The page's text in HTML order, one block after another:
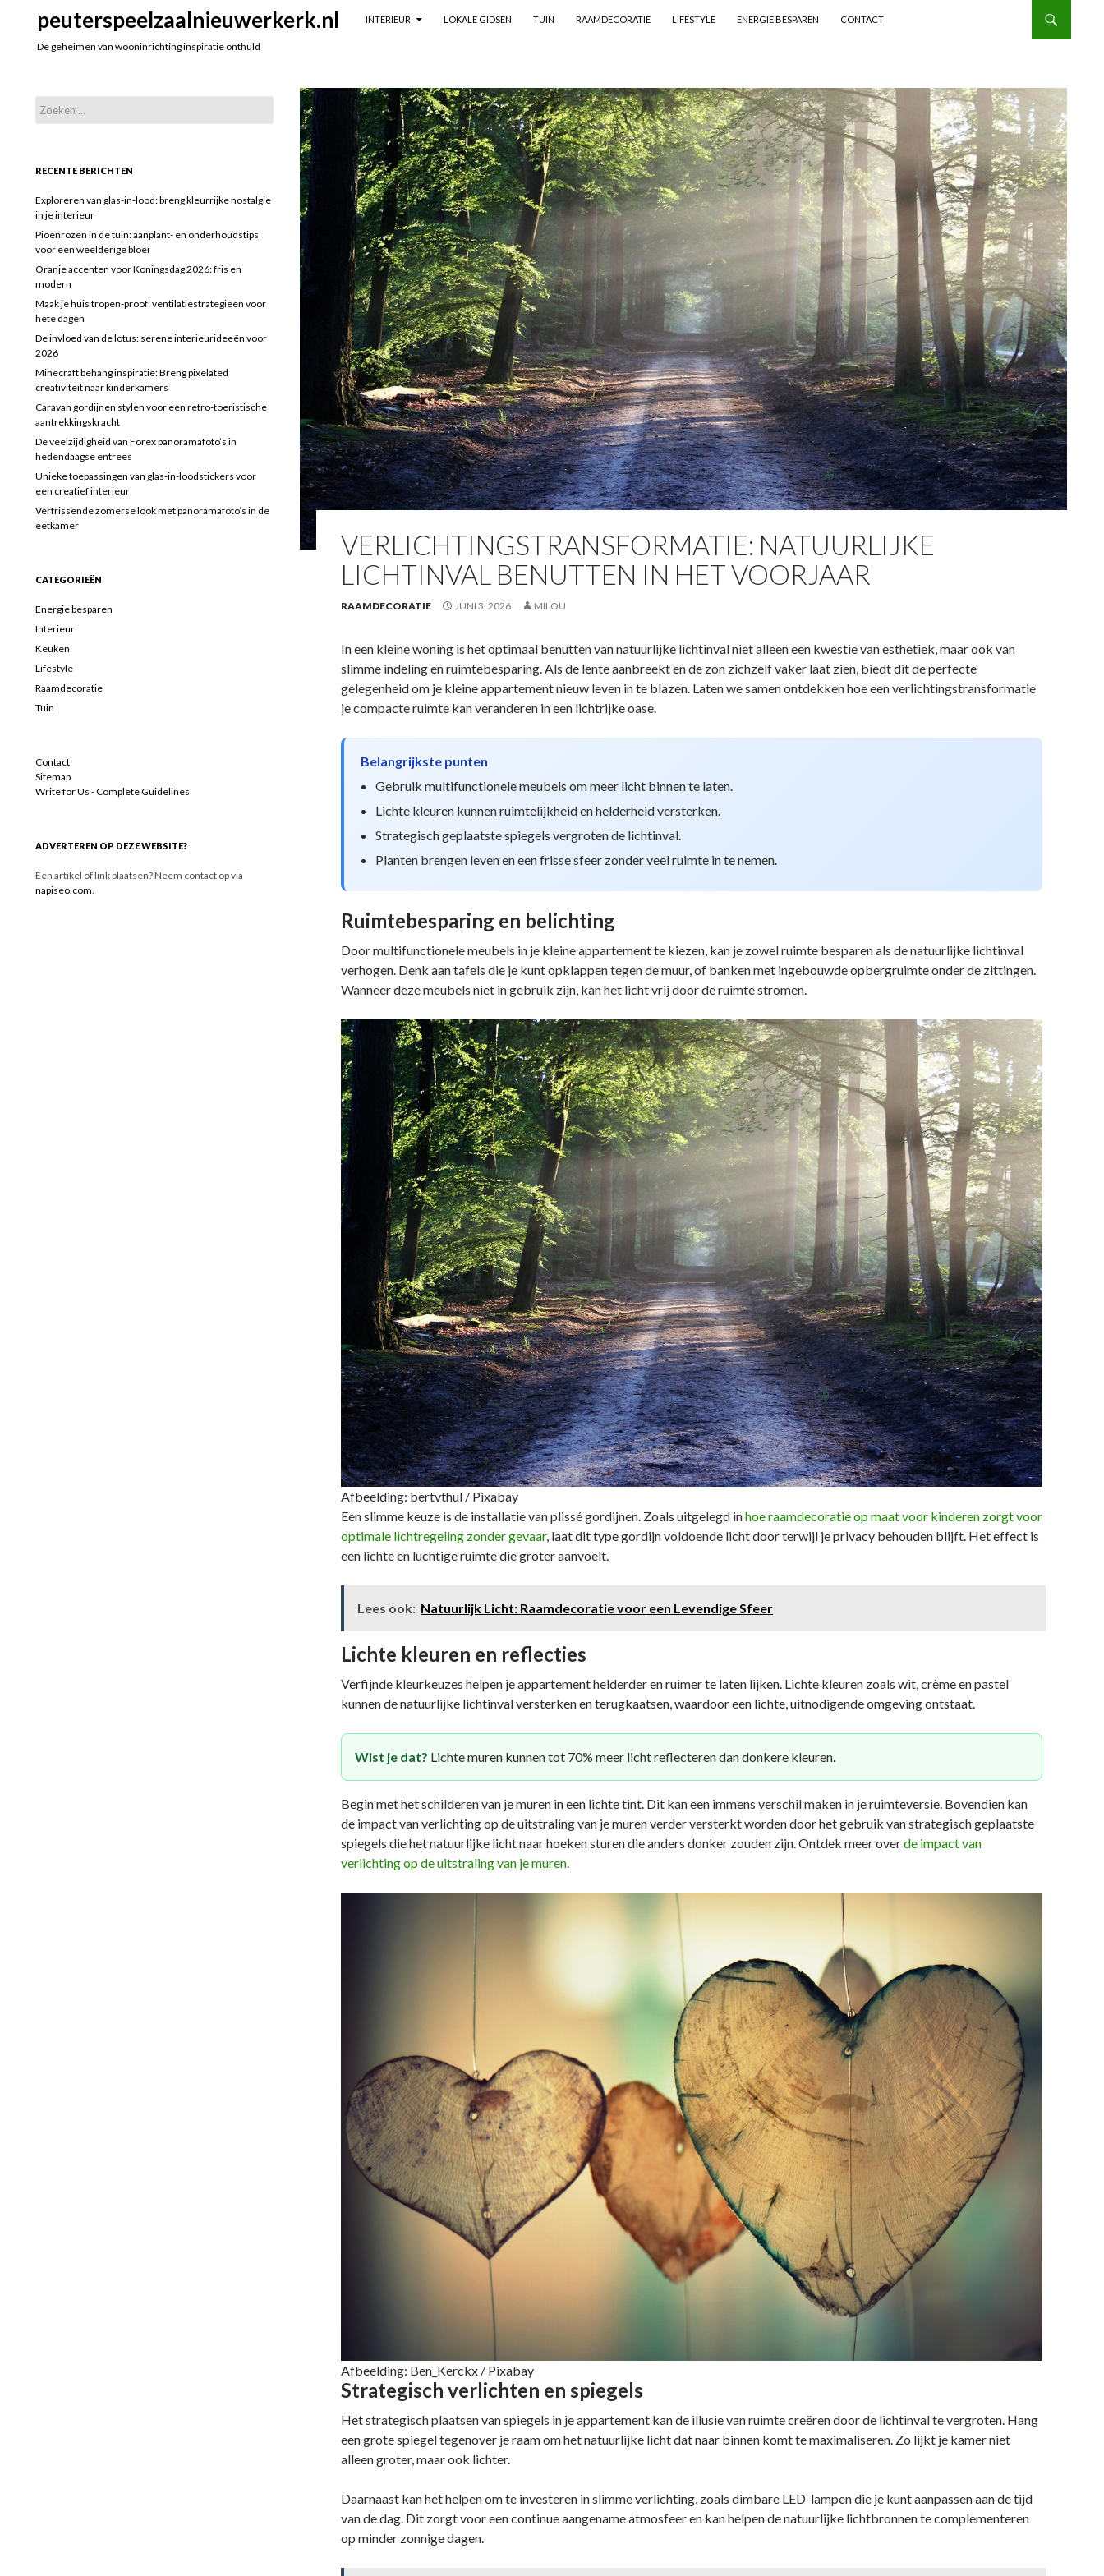
peuterspeelzaalnieuwerkerk.nl
INTERIEUR
LOKALE GIDSEN TUIN RAAMDECORATIE LIFESTYLE ENERGIE BESPAREN CONTACT
De geheimen van wooninrichting inspiratie onthuld
VERLICHTINGSTRANSFORMATIE: NATUURLIJKE
LICHTINVAL BENUTTEN IN HET VOORJAAR
RAAMDECORATIE JUNI 3, 2026 MILOU
In een kleine woning is het optimaal benutten van natuurlijke lichtinval niet alleen een kwestie van esthetiek, maar ook van
slimme indeling en ruimtebesparing. Als de lente aanbreekt en de zon zichzelf vaker laat zien, biedt dit de perfecte
gelegenheid om je kleine appartement nieuw leven in te blazen. Laten we samen ontdekken hoe een verlichtingstransformatie
je compacte ruimte kan veranderen in een lichtrijke oase.
Belangrijkste punten
Gebruik multifunctionele meubels om meer licht binnen te laten.
Lichte kleuren kunnen ruimtelijkheid en helderheid versterken.
Strategisch geplaatste spiegels vergroten de lichtinval.
Planten brengen leven en een frisse sfeer zonder veel ruimte in te nemen.
Ruimtebesparing en belichting
Door multifunctionele meubels in je kleine appartement te kiezen, kan je zowel ruimte besparen als de natuurlijke lichtinval
verhogen. Denk aan tafels die je kunt opklappen tegen de muur, of banken met ingebouwde opbergruimte onder de zittingen.
Wanneer deze meubels niet in gebruik zijn, kan het licht vrij door de ruimte stromen.
Afbeelding: bertvthul / Pixabay
Een slimme keuze is de installatie van plissé gordijnen. Zoals uitgelegd inhoe raamdecoratie op maat voor kinderen zorgt voor
optimale lichtregeling zonder gevaar, laat dit type gordijn voldoende licht door terwijl je privacy behouden blijft. Het effect is
een lichte en luchtige ruimte die groter aanvoelt.
Lees ook: Natuurlijk Licht: Raamdecoratie voor een Levendige Sfeer
Lichte kleuren en reflecties
Verfijnde kleurkeuzes helpen je appartement helderder en ruimer te laten lijken. Lichte kleuren zoals wit, crème en pastel
kunnen de natuurlijke lichtinval versterken en terugkaatsen, waardoor een lichte, uitnodigende omgeving ontstaat.
Wist je dat? Lichte muren kunnen tot 70% meer licht reflecteren dan donkere kleuren.
Begin met het schilderen van je muren in een lichte tint. Dit kan een immens verschil maken in je ruimteversie. Bovendien kan
de impact van verlichting op de uitstraling van je muren verder versterkt worden door het gebruik van strategisch geplaatste
spiegels die het natuurlijke licht naar hoeken sturen die anders donker zouden zijn. Ontdek meer overde impact van
verlichting op de uitstraling van je muren.
Afbeelding: Ben_Kerckx / Pixabay
Strategisch verlichten en spiegels
Het strategisch plaatsen van spiegels in je appartement kan de illusie van ruimte creëren door de lichtinval te vergroten. Hang
een grote spiegel tegenover je raam om het natuurlijke licht dat naar binnen komt te maximaliseren. Zo lijkt je kamer niet
alleen groter, maar ook lichter.
Daarnaast kan het helpen om te investeren in slimme verlichting, zoals dimbare LED-lampen die je kunt aanpassen aan de tijd
van de dag. Dit zorgt voor een continue aangename atmosfeer en kan helpen de natuurlijke lichtbronnen te complementeren
op minder zonnige dagen.
naar:
RECENTE BERICHTEN
Exploreren van glas-in-lood: breng kleurrijke nostalgie
in je interieur
Pioenrozen in de tuin: aanplant- en onderhoudstips
voor een weelderige bloei
Oranje accenten voor Koningsdag 2026: fris en
modern
Maak je huis tropen-proof: ventilatiestrategieën voor
hete dagen
De invloed van de lotus: serene interieurideeën voor
2026
Minecraft behang inspiratie: Breng pixelated
creativiteit naar kinderkamers
Caravan gordijnen stylen voor een retro-toeristische
aantrekkingskracht
De veelzijdigheid van Forex panoramafoto’s in
hedendaagse entrees
Unieke toepassingen van glas-in-loodstickers voor
een creatief interieur
Verfrissende zomerse look met panoramafoto’s in de
eetkamer
CATEGORIEËN
Energie besparen
Interieur
Keuken
Lifestyle
Raamdecoratie
Tuin
Contact
Sitemap
Write for Us - Complete Guidelines
ADVERTEREN OP DEZE WEBSITE?
Een artikel of link plaatsen? Neem contact op via
napiseo.com.